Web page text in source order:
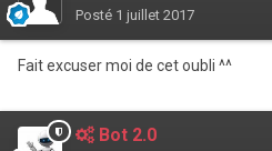
Posté 1 juillet 2017
Fait excuser moi de cet oubli ^^
Bot 2.0